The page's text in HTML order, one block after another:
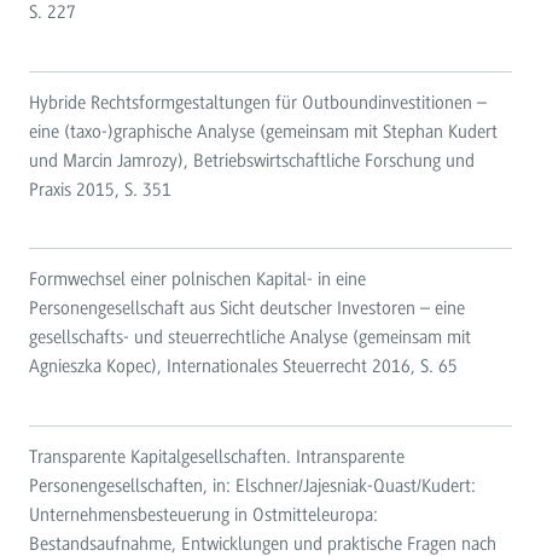
S. 227
Hybride Rechtsformgestaltungen für Outboundinvestitionen –
eine (taxo-)graphische Analyse (gemeinsam mit Stephan Kudert
und Marcin Jamrozy), Betriebswirtschaftliche Forschung und
Praxis 2015, S. 351
Formwechsel einer polnischen Kapital- in eine
Personengesellschaft aus Sicht deutscher Investoren – eine
gesellschafts- und steuerrechtliche Analyse (gemeinsam mit
Agnieszka Kopec), Internationales Steuerrecht 2016, S. 65
Transparente Kapitalgesellschaften. Intransparente
Personengesellschaften, in: Elschner/Jajesniak-Quast/Kudert:
Unternehmensbesteuerung in Ostmitteleuropa:
Bestandsaufnahme, Entwicklungen und praktische Fragen nach